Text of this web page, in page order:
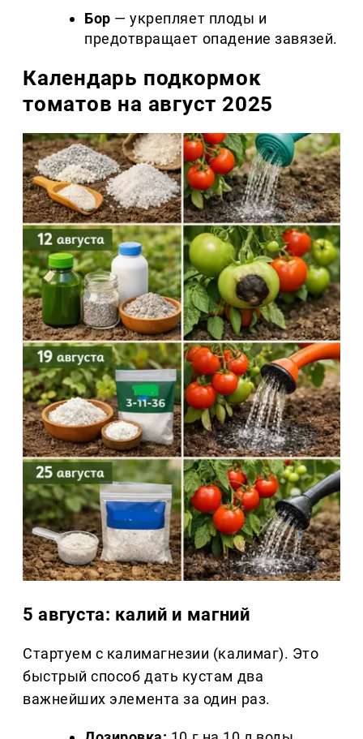
Бор — укрепляет плоды и
предотвращает опадение завязей.
Календарь подкормок
томатов на август 2025
5 августа: калий и магний
Стартуем с калимагнезии (калимаг). Это
быстрый способ дать кустам два
важнейших элемента за один раз.